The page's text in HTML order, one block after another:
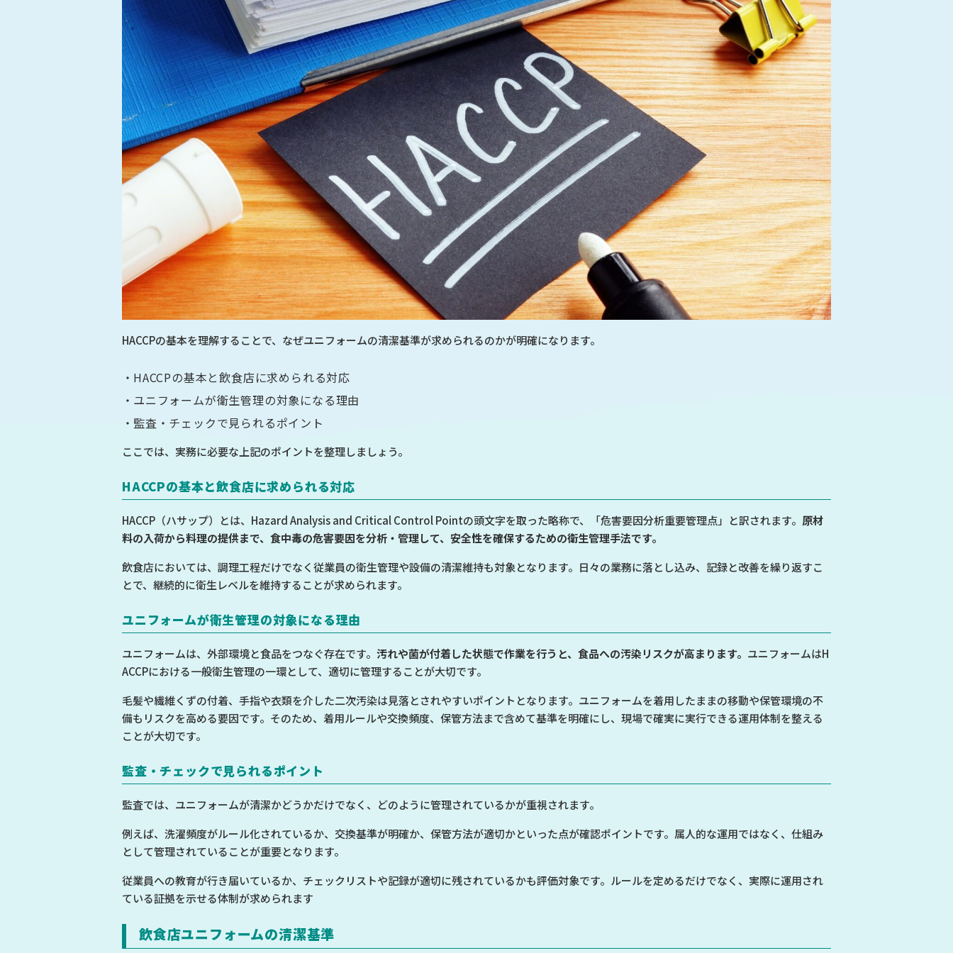
HACCPの基本を理解することで、なぜユニフォームの清潔基準が求められるのかが明確になります。
HACCPの基本と飲食店に求められる対応
ユニフォームが衛生管理の対象になる理由
監査・チェックで見られるポイント
ここでは、実務に必要な上記のポイントを整理しましょう。
HACCPの基本と飲食店に求められる対応
HACCP（ハサップ）とは、Hazard Analysis and Critical Control Pointの頭文字を取った略称で、「危害要因分析重要管理点」と訳されます。 原材
料の入荷から料理の提供まで、食中毒の危害要因を分析・管理して、安全性を確保するための衛生管理手法です。
飲食店においては、調理工程だけでなく従業員の衛生管理や設備の清潔維持も対象となります。日々の業務に落とし込み、記録と改善を繰り返すこ
とで、継続的に衛生レベルを維持することが求められます。
ユニフォームが衛生管理の対象になる理由
ユニフォームは、外部環境と食品をつなぐ存在です。 汚れや菌が付着した状態で作業を行うと、食品への汚染リスクが高まります。 ユニフォームはH
ACCPにおける一般衛生管理の一環として、適切に管理することが大切です。
毛髪や繊維くずの付着、手指や衣類を介した二次汚染は見落とされやすいポイントとなります。ユニフォームを着用したままの移動や保管環境の不
備もリスクを高める要因です。そのため、着用ルールや交換頻度、保管方法まで含めて基準を明確にし、現場で確実に実行できる運用体制を整える
ことが大切です。
監査・チェックで見られるポイント
監査では、ユニフォームが清潔かどうかだけでなく、どのように管理されているかが重視されます。
例えば、洗濯頻度がルール化されているか、交換基準が明確か、保管方法が適切かといった点が確認ポイントです。属人的な運用ではなく、仕組み
として管理されていることが重要となります。
従業員への教育が行き届いているか、チェックリストや記録が適切に残されているかも評価対象です。ルールを定めるだけでなく、実際に運用され
ている証拠を示せる体制が求められます
飲食店ユニフォームの清潔基準